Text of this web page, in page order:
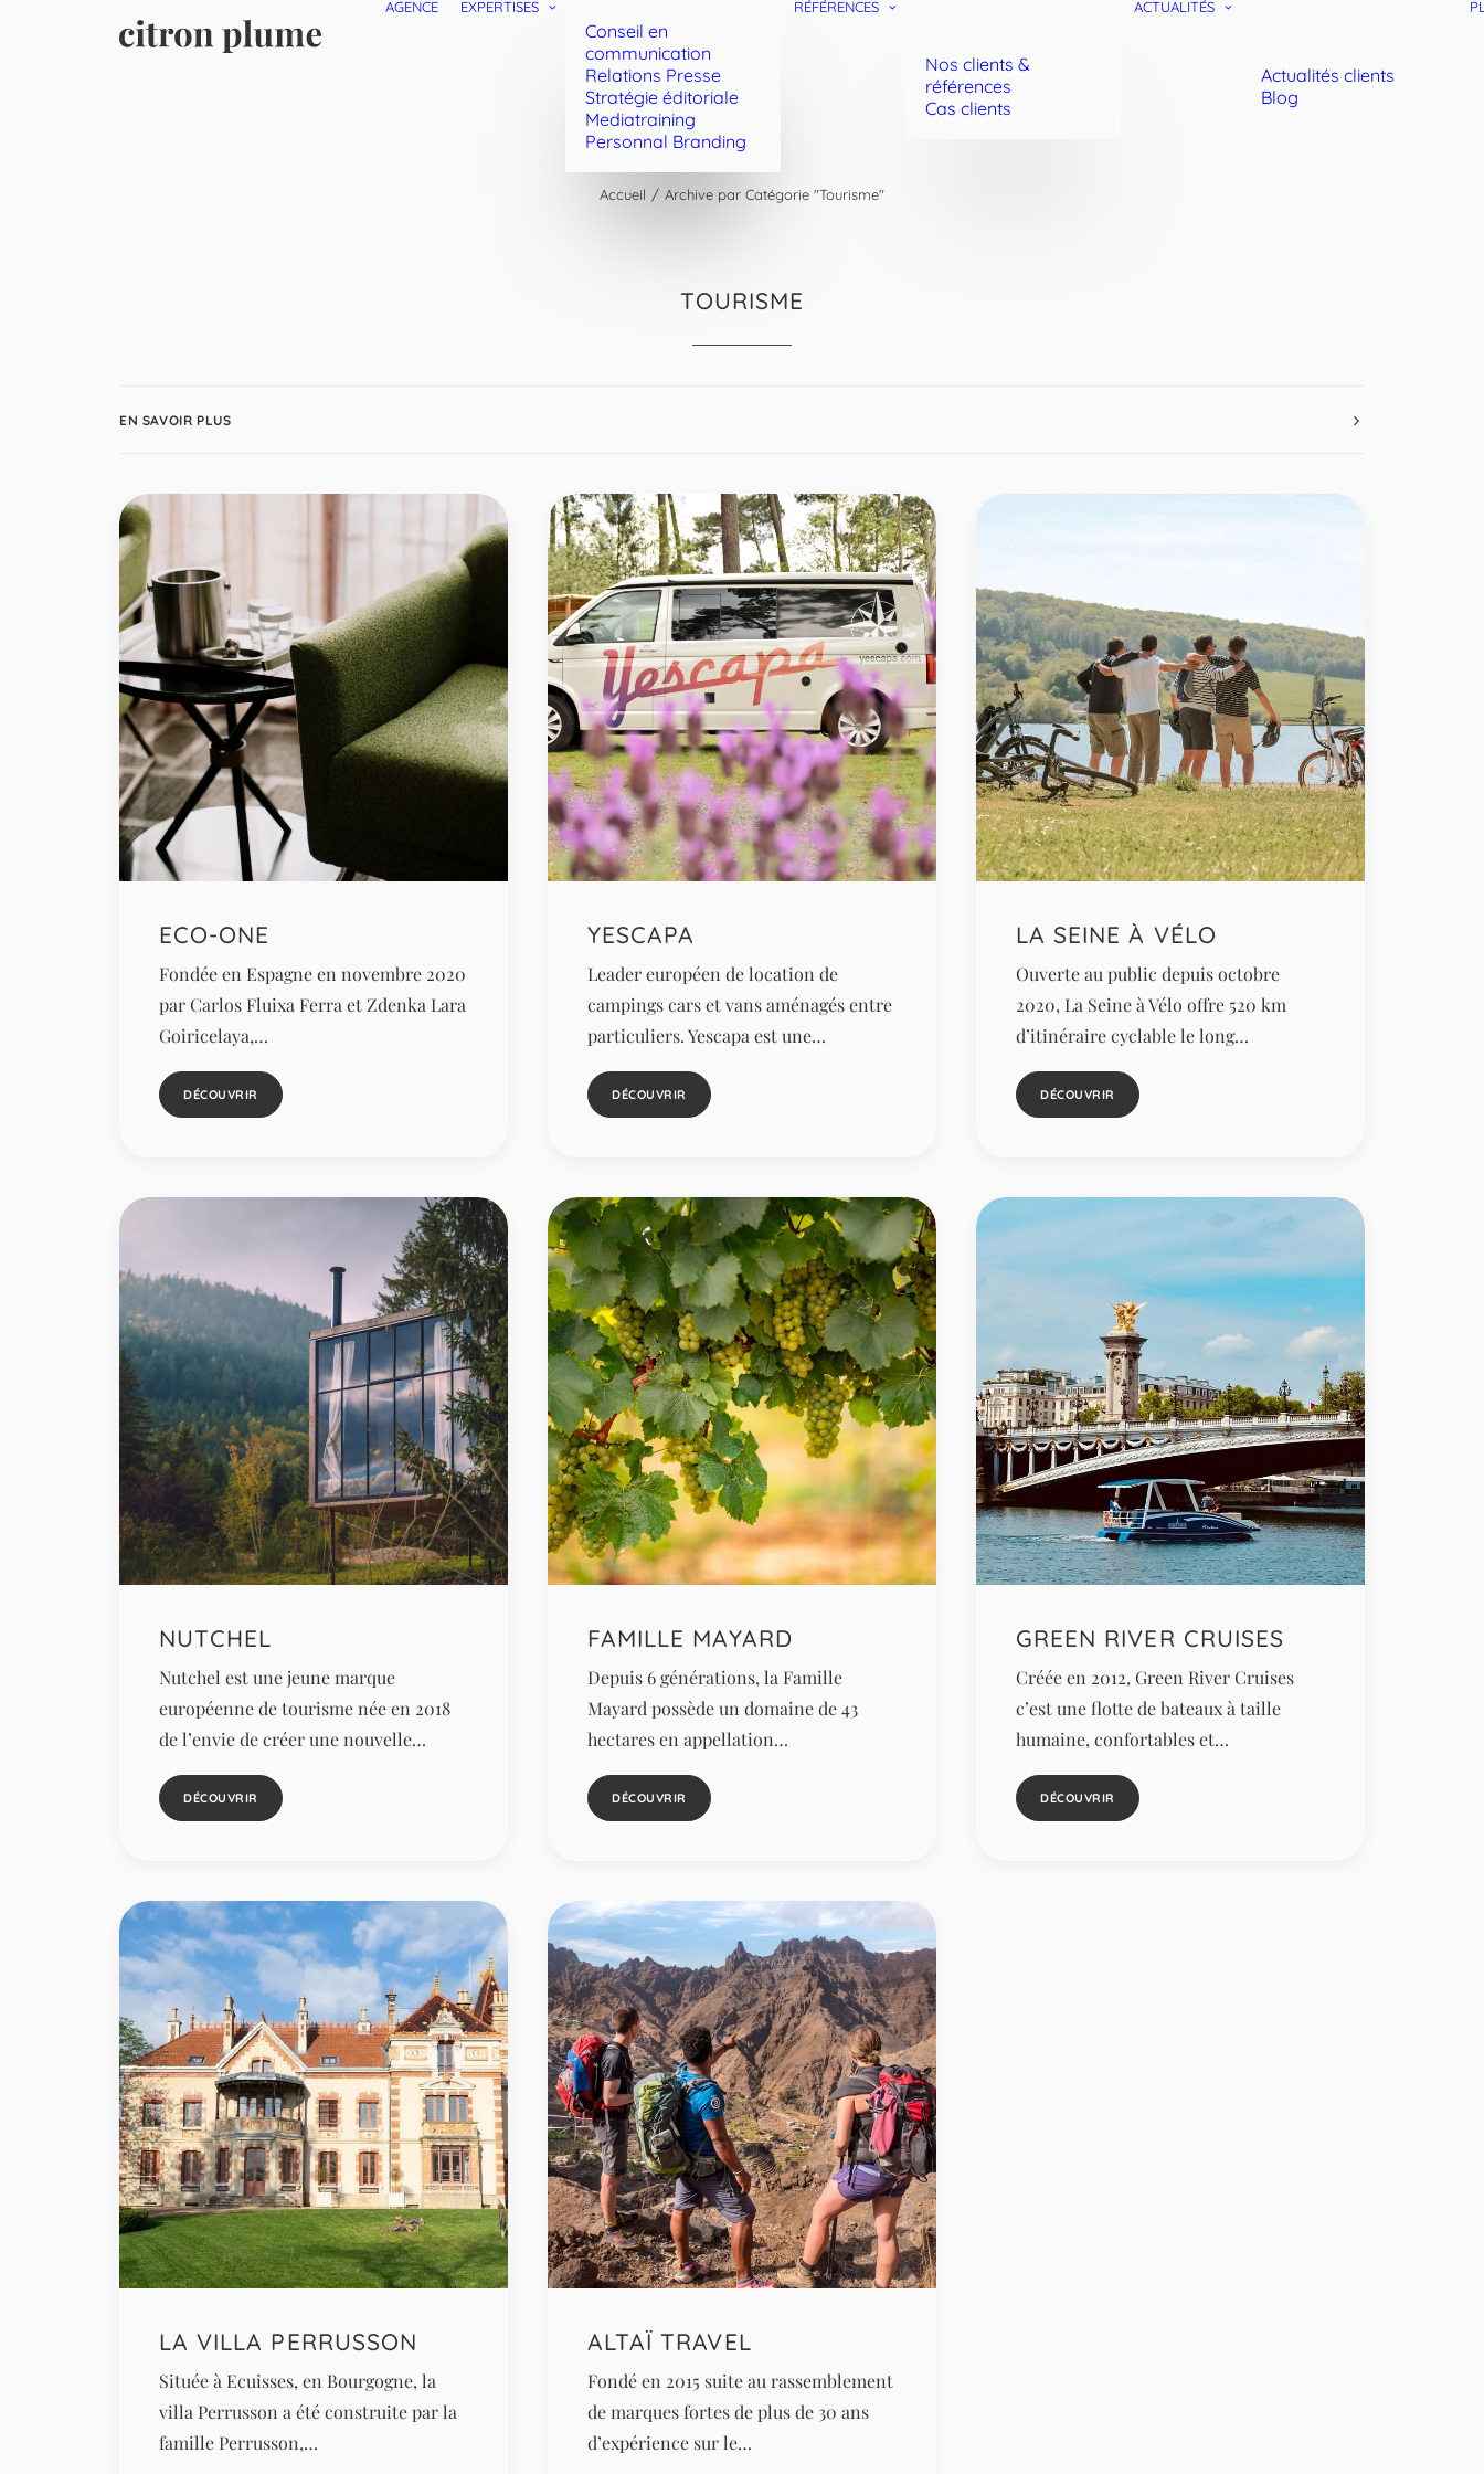
AGENCE EXPERTISES
Conseil en
communication
Relations Presse
Stratégie éditoriale
Mediatraining
Personnal Branding
RÉFÉRENCES
Nos clients &
références
Cas clients
ACTUALITÉS
Actualités clients
Blog
Accueil Archive par Catégorie "Tourisme"
TOURISME
EN SAVOIR PLUS
ECO-ONE
Fondée en Espagne en novembre 2020
par Carlos Fluixa Ferra et Zdenka Lara
Goiricelaya,…
DÉCOUVRIR
YESCAPA
Leader européen de location de
campings cars et vans aménagés entre
particuliers. Yescapa est une…
DÉCOUVRIR
LA SEINE À VÉLO
Ouverte au public depuis octobre
2020, La Seine à Vélo offre 520 km
d’itinéraire cyclable le long…
DÉCOUVRIR
NUTCHEL
Nutchel est une jeune marque
européenne de tourisme née en 2018
de l’envie de créer une nouvelle…
DÉCOUVRIR
FAMILLE MAYARD
Depuis 6 générations, la Famille
Mayard possède un domaine de 43
hectares en appellation…
DÉCOUVRIR
GREEN RIVER CRUISES
Créée en 2012, Green River Cruises
c’est une flotte de bateaux à taille
humaine, confortables et…
DÉCOUVRIR
LA VILLA PERRUSSON
Située à Ecuisses, en Bourgogne, la
villa Perrusson a été construite par la
famille Perrusson,…
ALTAÏ TRAVEL
Fondé en 2015 suite au rassemblement
de marques fortes de plus de 30 ans
d’expérience sur le…